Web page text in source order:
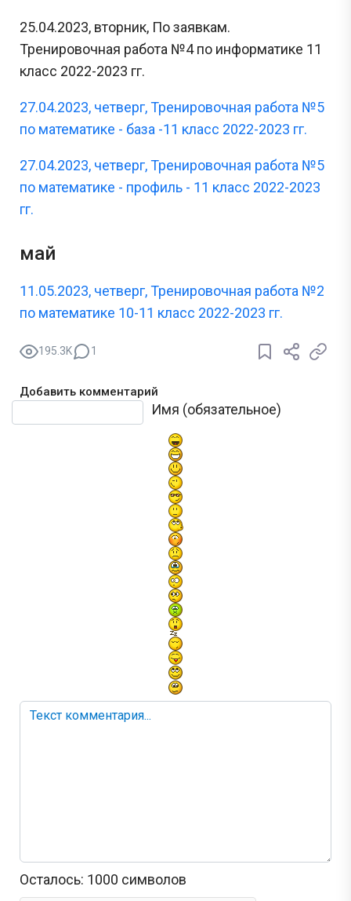
25.04.2023, вторник, По заявкам.
Тренировочная работа №4 по информатике 11
класс 2022-2023 гг.
27.04.2023, четверг, Тренировочная работа №5
по математике - база -11 класс 2022-2023 гг.
27.04.2023, четверг, Тренировочная работа №5
по математике - профиль - 11 класс 2022-2023
гг.
май
11.05.2023, четверг, Тренировочная работа №2
по математике 10-11 класс 2022-2023 гг.
195.3K 1
Добавить комментарий
Имя (обязательное)
Осталось: 1000 символов